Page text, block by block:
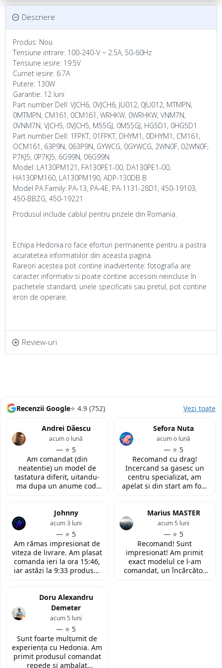
Descriere
Produs: Nou
Tensiune intrare: 100-240-V ~ 2.5A, 50-60Hz
Tensiune iesire: 19.5V
Curnet iesire: 6.7A
Putere: 130W
Garantie: 12 luni
Part number Dell: VJCH6, 0VJCH6, JU012, 0JU012, MTMPN,
0MTMPN, CM161, 0CM161, WRHKW, 0WRHKW, VNM7N,
0VNM7N, VJCH5, 0VJCH5, M55GJ, 0M55GJ, HG5D1, 0HG5D1
Part number Dell: 1FPKT, 01FPKT, DHYM1, 0DHYM1, CM161,
OCM161, 63P9N, 063P9N, GYWCG, 0GYWCG, 2WN0F, 02WN0F,
P7KJ5, 0P7KJ5, 6G99N, 06G99N
Model: LA130PM121, FA130PE1-00, DA130PE1-00,
HA130PM160, LA130PM190, ADP-130DB B
Model PA Family: PA-13, PA-4E, PA-1131-28D1, 450-19103,
450-BBZG, 450-19221
Produsul include cablul pentru prizele din Romania.
Echipa Hedonia.ro face eforturi permanente pentru a pastra
acuratetea informatiilor din aceasta pagina.
Rareori acestea pot contine inadvertente: fotografia are
caracter informativ si poate contine accesorii neincluse în
pachetele standard, unele specificatii sau pretul, pot contine
erori de operare.
Review-uri
Recenzii Google⭐ 4.9 (752) Vezi toate
Andrei Dăescu
— ⭐ 5
acum o lună
Am comandat (din
neatentie) un model de
tastatura diferit, uitandu-
ma dupa un anume cod.
contactat in urma cererii
de retur si mi-au oferit
modelul potrivit de
tastatura pentru repararea
laptopului. Nu am ce
reprosa! Serviciu prompt si
de incredere!
Sefora Nuta
— ⭐ 5
acum o lună
Recomand cu drag!
Incercand sa gasesc un
centru specializat, am
apelat si din start am fost
fata locului, am fost placut
impresionata de
amabilitatea si priceperea
personalului. Multumesc
tare mult pentru ajutorul
oferit!
Johnny
— ⭐ 5
acum 3 luni
Am rămas impresionat de
viteza de livrare. Am plasat
comanda ieri la ora 15:46,
iar astăzi la 9:33 produsul
exact conform descrierii,
ambalată corespunzător și
la un preț foarte
toată încrederea!
Marius MASTER
— ⭐ 5
acum 5 luni
Recomand! Sunt
impresionat! Am primit
exact modelul ce l-am
comandat, un încărcător
Doru Alexandru
Demeter
— ⭐ 5
acum 5 luni
Sunt foarte mulțumit de
experiența cu Hedonia. Am
primit produsul comandat
repede și ambalat